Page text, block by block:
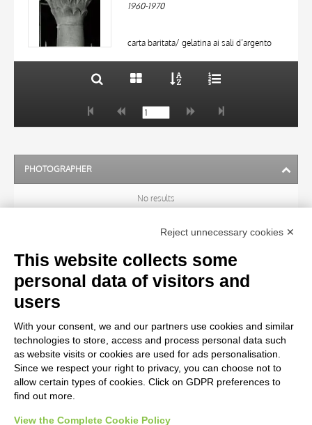
1960-1970
carta baritata/ gelatina ai sali d’argento
20 RESULTS
PHOTOGRAPHER
No results
TITLE
MATERIAL AND TECHNIQUE
CENTURY
Reject unnecessary cookies ✕
This website collects some
personal data of visitors and
users
With your consent, we and our partners use cookies and similar
technologies to store, access and process personal data such
as website visits or cookies are used for ads personalisation.
Since we respect your right to privacy, you can choose not to
allow certain types of cookies. Click on GDPR preferences to
find out more.
View the Complete Cookie Policy